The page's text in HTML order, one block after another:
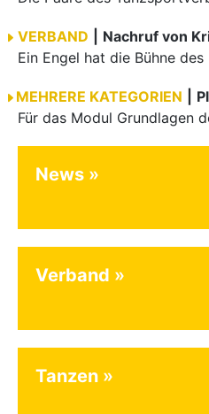
VERBAND
Nachruf von
MEHRERE KATEGORIEN
News
Verband
Tanzen